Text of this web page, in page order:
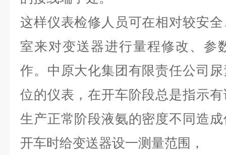
这样仪表检修人员可在相对较安
室来对变送器进行量程修改、参
作。中原大化集团有限责任公司
位的仪表，在开车阶段总是指示
生产正常阶段液氨的密度不同造
开车时给变送器设一测量范围，